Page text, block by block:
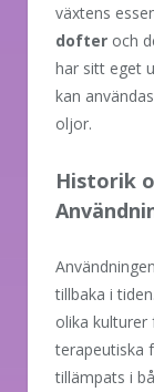
växtens
dofter och
har sitt eget
kan
oljor.
Historik
tillbaka i
olika kulturer
terapeutiska
tillämpats i